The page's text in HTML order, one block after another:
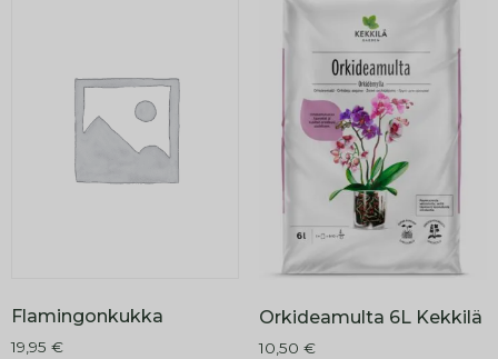
Flamingonkukka
19,95 €
Orkideamulta 6L Kekkilä
10,50 €